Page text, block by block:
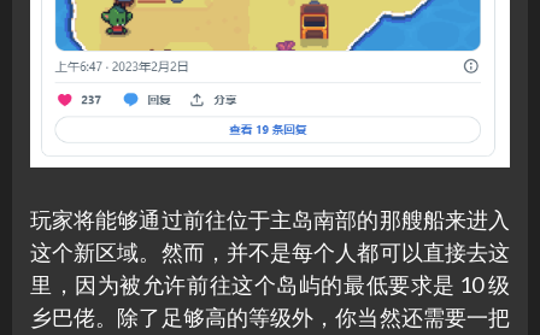
玩家将能够通过前往位于主岛南部的那艘船来进入
这个新区域。然而，并不是每个人都可以直接去这
里，因为被允许前往这个岛屿的最低要求是 10 级
乡巴佬。除了足够高的等级外，你当然还需要一把